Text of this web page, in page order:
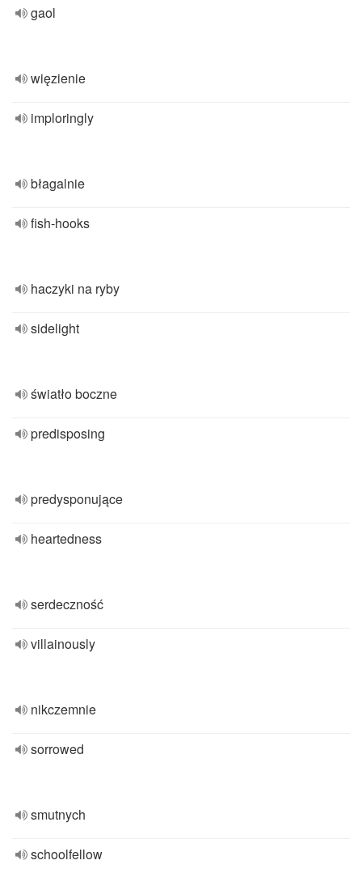
gaol
więzienie
imploringly
błagalnie
fish-hooks
haczyki na ryby
sidelight
światło boczne
predisposing
predysponujące
heartedness
serdeczność
villainously
nikczemnie
sorrowed
smutnych
schoolfellow